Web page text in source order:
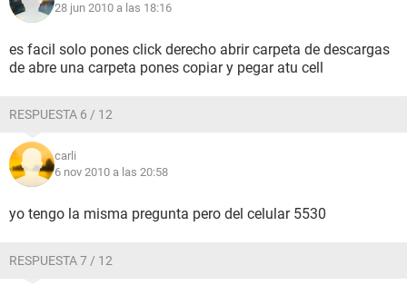
28 jun 2010 a las 18:16
es facil solo pones click derecho abrir carpeta de descargas
de abre una carpeta pones copiar y pegar atu cell
RESPUESTA 6 / 12
carli
6 nov 2010 a las 20:58
yo tengo la misma pregunta pero del celular 5530
RESPUESTA 7 / 12